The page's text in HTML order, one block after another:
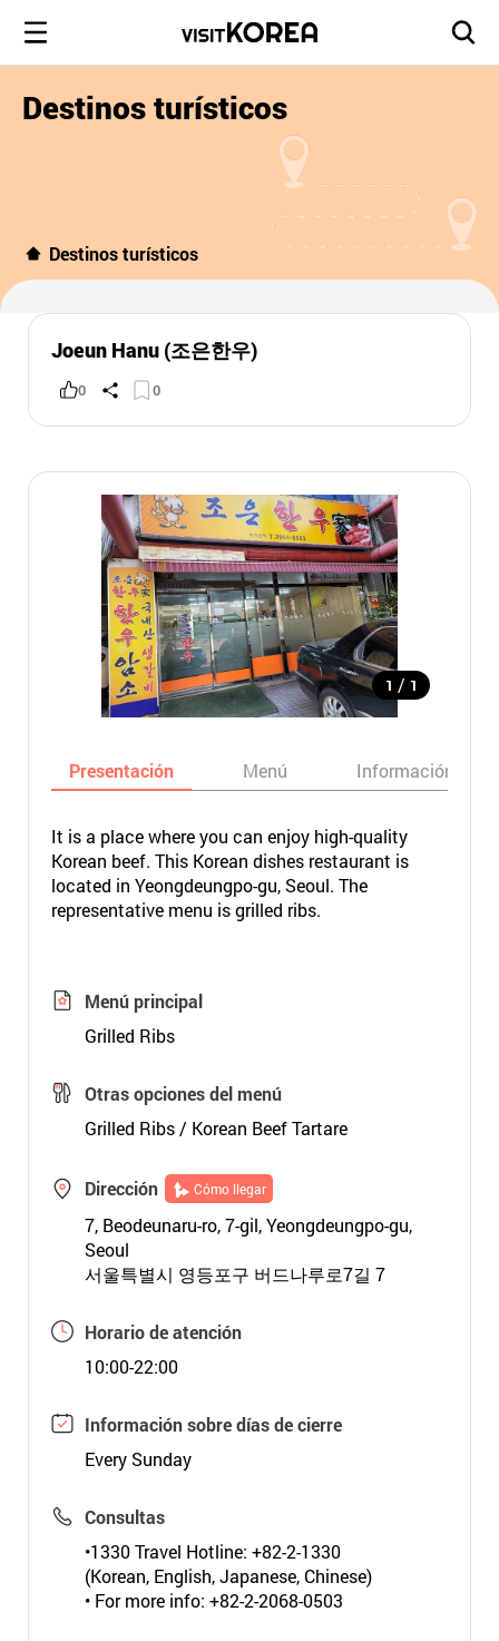
Destinos turísticos
Destinos turísticos
Joeun Hanu (조은한우)
0 0
1 / 1
Presentación Menú Información
It is a place where you can enjoy high-quality
Korean beef. This Korean dishes restaurant is
located in Yeongdeungpo-gu, Seoul. The
representative menu is grilled ribs.
Menú principal
Grilled Ribs
Otras opciones del menú
Grilled Ribs / Korean Beef Tartare
Dirección Cómo llegar
7, Beodeunaru-ro, 7-gil, Yeongdeungpo-gu,
Seoul
서울특별시 영등포구 버드나루로7길 7
Horario de atención
10:00-22:00
Información sobre días de cierre
Every Sunday
Consultas
•1330 Travel Hotline: +82-2-1330
(Korean, English, Japanese, Chinese)
• For more info: +82-2-2068-0503